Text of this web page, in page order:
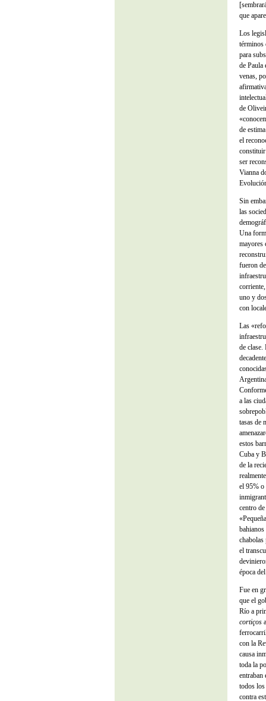
que
Los
términos
para
de Paula
venas,
de
de
el
ser
Vianna
Sin
las
Una
mayores
fueron
uno y
con
Las
de
a las
tasas de
estos
Cuba y
de la
el 95% o
centro
el
época
Fue en
que el
Río a
cortiços
con la
causa
toda la
entraban
todos
contra